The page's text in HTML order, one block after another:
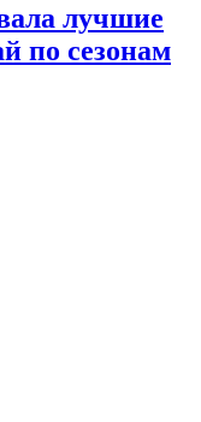
лучшие
по сезонам